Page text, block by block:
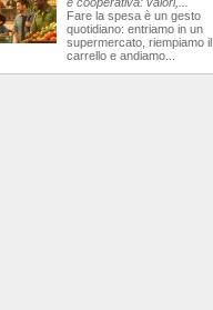
Fare la spesa è un gesto
quotidiano: entriamo in un
supermercato, riempiamo il
carrello e andiamo...